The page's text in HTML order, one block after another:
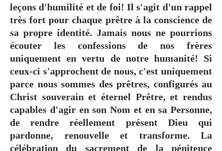
leçons d'humilité et de foi! Il s'agit d'un rappel
très fort pour chaque prêtre à la conscience de
sa propre identité. Jamais nous ne pourrions
écouter les confessions de nos frères
uniquement en vertu de notre humanité! Si
ceux-ci s'approchent de nous, c'est uniquement
parce nous sommes des prêtres, configurés au
Christ souverain et éternel Prêtre, et rendus
capables d'agir en son Nom et en sa Personne,
de rendre réellement présent Dieu qui
pardonne, renouvelle et transforme. La
célébration du sacrement de la pénitence